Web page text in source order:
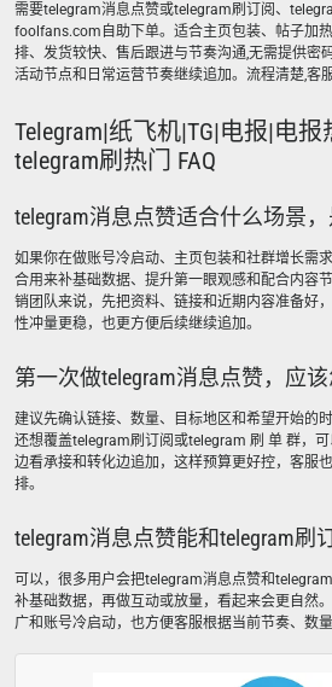
需要telegram消息点赞或telegram刷订阅、
foolfans.com自助下单。适合主页包装、帖子加
排、发货较快、售后跟进与节奏沟通,无需提供密
活动节点和日常运营节奏继续追加。流程清楚,客
Telegram|纸飞机|TG|电报|电
telegram刷热门 FAQ
telegram消息点赞适合什么场景，
如果你在做账号冷启动、主页包装和社群增长需
合用来补基础数据、提升第一眼观感和配合内容
销团队来说，先把资料、链接和近期内容准备好
性冲量更稳，也更方便后续继续追加。
第一次做telegram消息点赞，应该
建议先确认链接、数量、目标地区和希望开始的
还想覆盖telegram刷订阅或telegram 刷 单 群，可
边看承接和转化边追加，这样预算更好控，客服
排。
telegram消息点赞能和telegram刷
可以，很多用户会把telegram消息点赞和
补基础数据，再做互动或放量，看起来会更自然
广和账号冷启动，也方便客服根据当前节奏、数